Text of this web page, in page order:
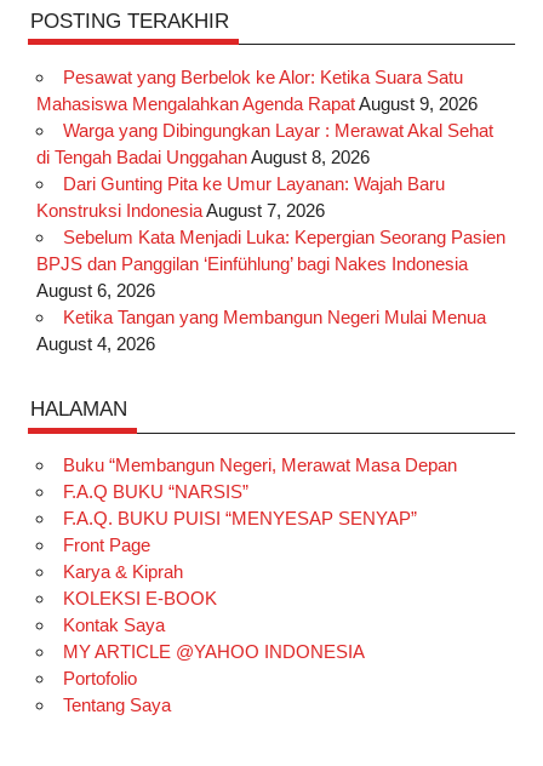
POSTING TERAKHIR
Pesawat yang Berbelok ke Alor: Ketika Suara Satu
Mahasiswa Mengalahkan Agenda RapatAugust 9, 2026
Warga yang Dibingungkan Layar : Merawat Akal Sehat
di Tengah Badai UnggahanAugust 8, 2026
Dari Gunting Pita ke Umur Layanan: Wajah Baru
Konstruksi IndonesiaAugust 7, 2026
Sebelum Kata Menjadi Luka: Kepergian Seorang Pasien
BPJS dan Panggilan ‘Einfühlung’ bagi Nakes Indonesia
August 6, 2026
Ketika Tangan yang Membangun Negeri Mulai Menua
August 4, 2026
HALAMAN
Buku “Membangun Negeri, Merawat Masa Depan
F.A.Q BUKU “NARSIS”
F.A.Q. BUKU PUISI “MENYESAP SENYAP”
Front Page
Karya & Kiprah
KOLEKSI E-BOOK
Kontak Saya
MY ARTICLE @YAHOO INDONESIA
Portofolio
Tentang Saya